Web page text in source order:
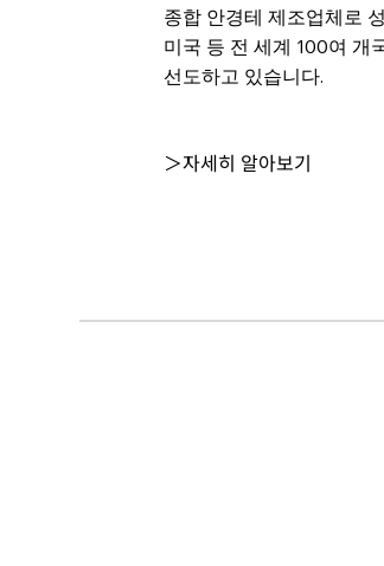
종합 안경테 제조업체로
미국 등 전 세계 100여 개
선도하고 있습니다.
＞자세히 알아보기